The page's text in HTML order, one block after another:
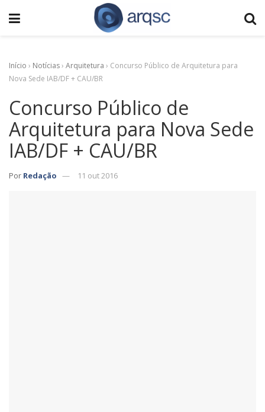
Início › Notícias› Arquitetura › Concurso Público de Arquitetura para
Nova Sede IAB/DF + CAU/BR
Concurso Público de
Arquitetura para Nova Sede
IAB/DF + CAU/BR
Por Redação 11 out 2016